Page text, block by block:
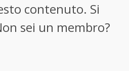
contenuto. Si
sei un membro?